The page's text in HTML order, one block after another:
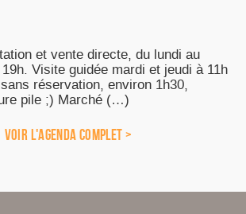
et vente directe, du lundi au
Visite guidée mardi et jeudi à 11h
réservation, environ 1h30,
pile ;) Marché (…)
VOIR L'AGENDA COMPLET >